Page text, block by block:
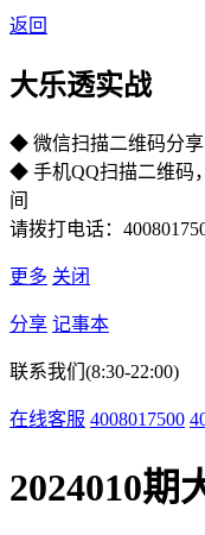
返回
大乐透实战
◆ 微信扫描二维码分享
◆ 手机QQ扫描二维码
间
请拨打电话：
更多 关闭
分享 记事本
联系我们(8:30-22:00)
在线客服 4008017500
2024010期